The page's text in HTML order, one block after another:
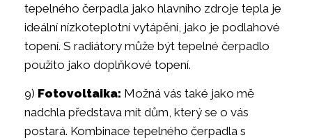
tepelného čerpadla jako hlavního zdroje tepla je
ideální nízkoteplotní vytápění, jako je podlahové
topení. S radiátory může být tepelné čerpadlo
použito jako doplňkové topení.
9) Fotovoltaika: Možná vás také jako mě
nadchla představa mít dům, který se o vás
postará. Kombinace tepelného čerpadla s